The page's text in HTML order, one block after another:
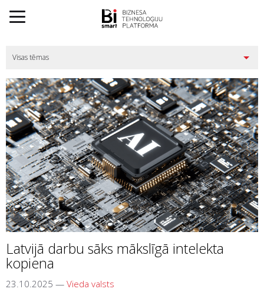
Latvijā darbu sāks mākslīgā intelekta
kopiena
23.10.2025 — Vieda valsts